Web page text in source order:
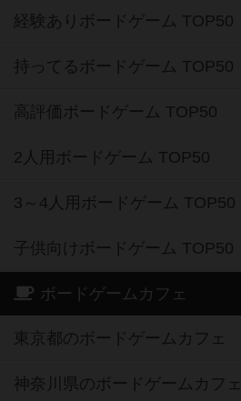
経験ありボードゲーム TOP50
持ってるボードゲーム TOP50
高評価ボードゲーム TOP50
2人用ボードゲーム TOP50
3～4人用ボードゲーム TOP50
子供向けボードゲーム TOP50
ボードゲームカフェ
東京都のボードゲームカフェ
神奈川県のボードゲームカフェ